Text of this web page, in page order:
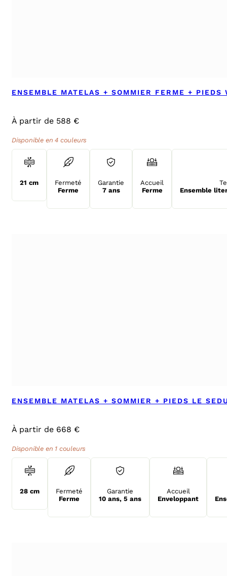
ENSEMBLE MATELAS + SOMMIER FERME + PIEDS
À partir de 588 €
Disponible en 4 couleurs
21 cm
Fermeté
Ferme
Garantie
7 ans
Accueil
Ferme
Ensemble
ENSEMBLE MATELAS + SOMMIER + PIEDS LE
À partir de 668 €
Disponible en 1 couleurs
28 cm
Fermeté
Ferme
Garantie
10 ans, 5 ans
Accueil
Enveloppant